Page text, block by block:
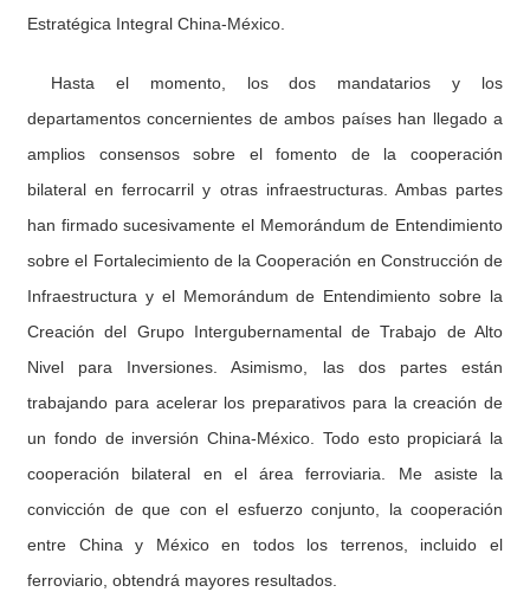
Estratégica Integral China-México.
Hasta el momento, los dos mandatarios y los
departamentos concernientes de ambos países han llegado a
amplios consensos sobre el fomento de la cooperación
bilateral en ferrocarril y otras infraestructuras. Ambas partes
han firmado sucesivamente el Memorándum de Entendimiento
sobre el Fortalecimiento de la Cooperación en Construcción de
Infraestructura y el Memorándum de Entendimiento sobre la
Creación del Grupo Intergubernamental de Trabajo de Alto
Nivel para Inversiones. Asimismo, las dos partes están
trabajando para acelerar los preparativos para la creación de
un fondo de inversión China-México. Todo esto propiciará la
cooperación bilateral en el área ferroviaria. Me asiste la
convicción de que con el esfuerzo conjunto, la cooperación
entre China y México en todos los terrenos, incluido el
ferroviario, obtendrá mayores resultados.